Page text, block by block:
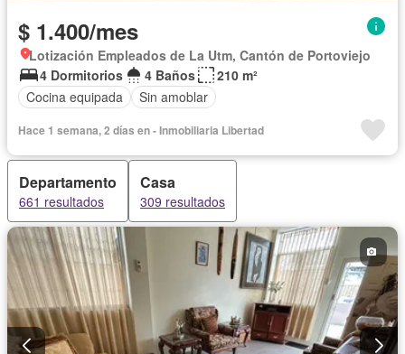
$ 1.400/mes
Lotización Empleados de La Utm, Cantón de Portoviejo
4 Dormitorios
4 Baños
210 m²
Cocina equipada
Sin amoblar
Hace 1 semana, 2 días en - Inmobiliaria Libertad
Departamento
661 resultados
Casa
309 resultados